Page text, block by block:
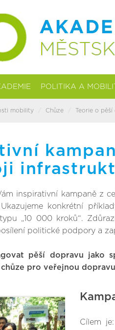
POLITIKA A
mobility Chůze Teorie o pěší
inspirativní kampaně z
konkrétní
„10 000 kroků“.
politické podpory a
pěší dopravu jako
pro veřejnou
Cílem